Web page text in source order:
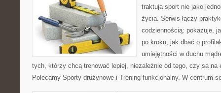
traktują sport nie jako
życia. Serwis łączy
codziennością: pokazuje,
po kroku, jak dbać o
umiejętności w duchu
tych, którzy chcą trenować lepiej, niezależnie od tego, czy są na
Polecamy Sporty drużynowe i Trening funkcjonalny. W centrum